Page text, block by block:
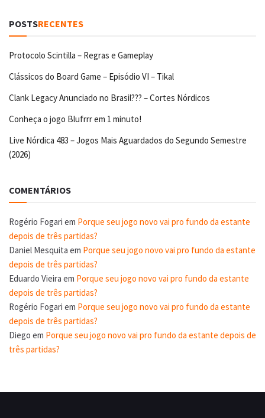
POSTSRECENTES
Protocolo Scintilla – Regras e Gameplay
Clássicos do Board Game – Episódio VI – Tikal
Clank Legacy Anunciado no Brasil??? – Cortes Nórdicos
Conheça o jogo Blufrrr em 1 minuto!
Live Nórdica 483 – Jogos Mais Aguardados do Segundo Semestre
(2026)
COMENTÁRIOS
Rogério Fogari em Porque seu jogo novo vai pro fundo da estante
depois de três partidas?
Daniel Mesquita em Porque seu jogo novo vai pro fundo da estante
depois de três partidas?
Eduardo Vieira em Porque seu jogo novo vai pro fundo da estante
depois de três partidas?
Rogério Fogari em Porque seu jogo novo vai pro fundo da estante
depois de três partidas?
Diego em Porque seu jogo novo vai pro fundo da estante depois de
três partidas?